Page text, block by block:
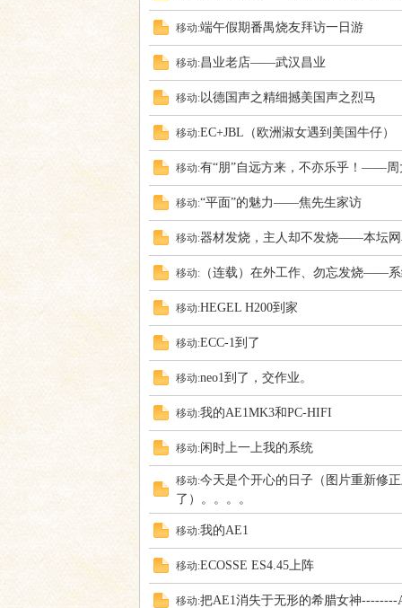
主
论
移动:端午假期番禺烧友拜访一日游
移动:昌业老店——武汉昌业
移动:以德国声之精细撼美国声之烈马
移动:EC+JBL（欧洲淑女遇到美国牛仔）
移动:有“朋”自远方来，不亦乐乎！——周
移动:“平面”的魅力——焦先生家访
移动:器材发烧，主人却不发烧——本坛网
移动:（连载）在外工作、勿忘发烧——系
移动:HEGEL H200到家
移动:ECC-1到了
移动:neo1到了，交作业。
移动:我的AE1MK3和PC-HIFI
移动:闲时上一上我的系统
移动:今天是个开心的日子（图片重新修
了）。。。。
移动:我的AE1
移动:ECOSSE ES4.45上阵
移动:把AE1消失于无形的希腊女神--------